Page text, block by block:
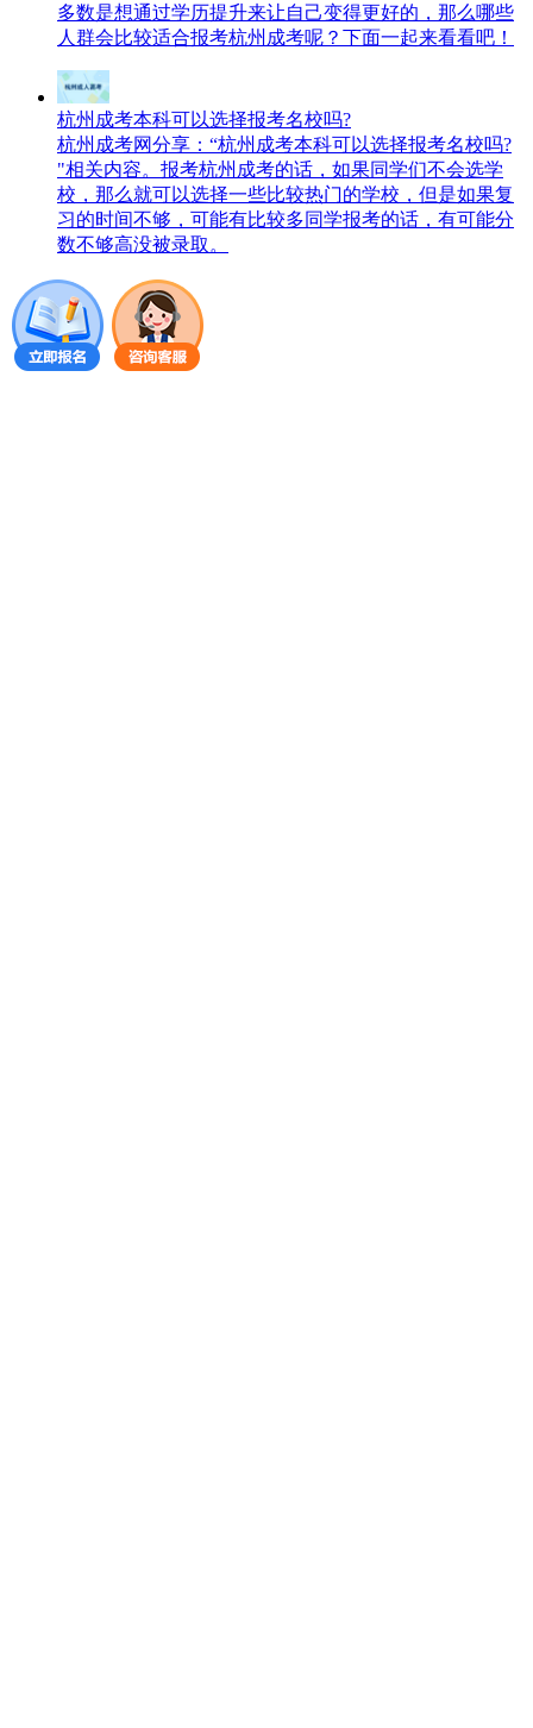
多数是想通过学历提升来让自己变得更好的，那么哪些
人群会比较适合报考杭州成考呢？下面一起来看看吧！
杭州成考本科可以选择报考名校吗?
杭州成考网分享：“杭州成考本科可以选择报考名校吗?
"相关内容。报考杭州成考的话，如果同学们不会选学
校，那么就可以选择一些比较热门的学校，但是如果复
习的时间不够，可能有比较多同学报考的话，有可能分
数不够高没被录取。